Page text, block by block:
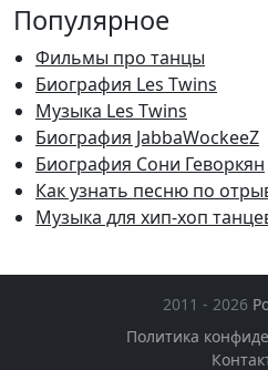
Популярное
Фильмы про танцы
Биография Les Twins
Музыка Les Twins
Биография JabbaWockeeZ
Биография Сони Геворкян
Как узнать песню по
Музыка для хип-хоп
2011 - 2026
Политика